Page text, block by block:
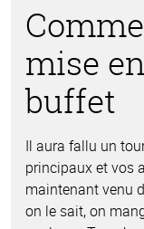
mise
buffet
Il aura fallu un
principaux et vos
maintenant venu
on le sait, on